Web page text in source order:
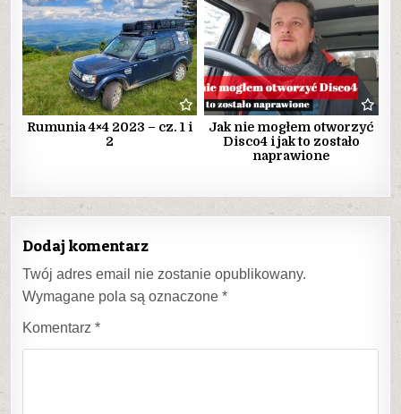
Rumunia 4×4 2023 – cz. 1 i
2
Jak nie mogłem otworzyć
Disco4 i jak to zostało
naprawione
Dodaj komentarz
Twój adres email nie zostanie opublikowany.
Wymagane pola są oznaczone*
Komentarz*